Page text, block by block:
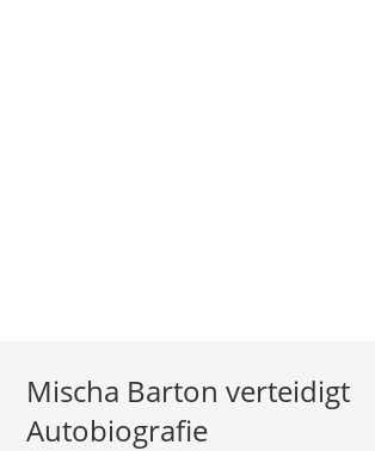
Mischa Barton verteidigt
Autobiografie